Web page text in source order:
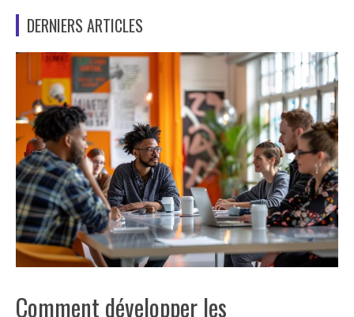
DERNIERS ARTICLES
Comment développer les